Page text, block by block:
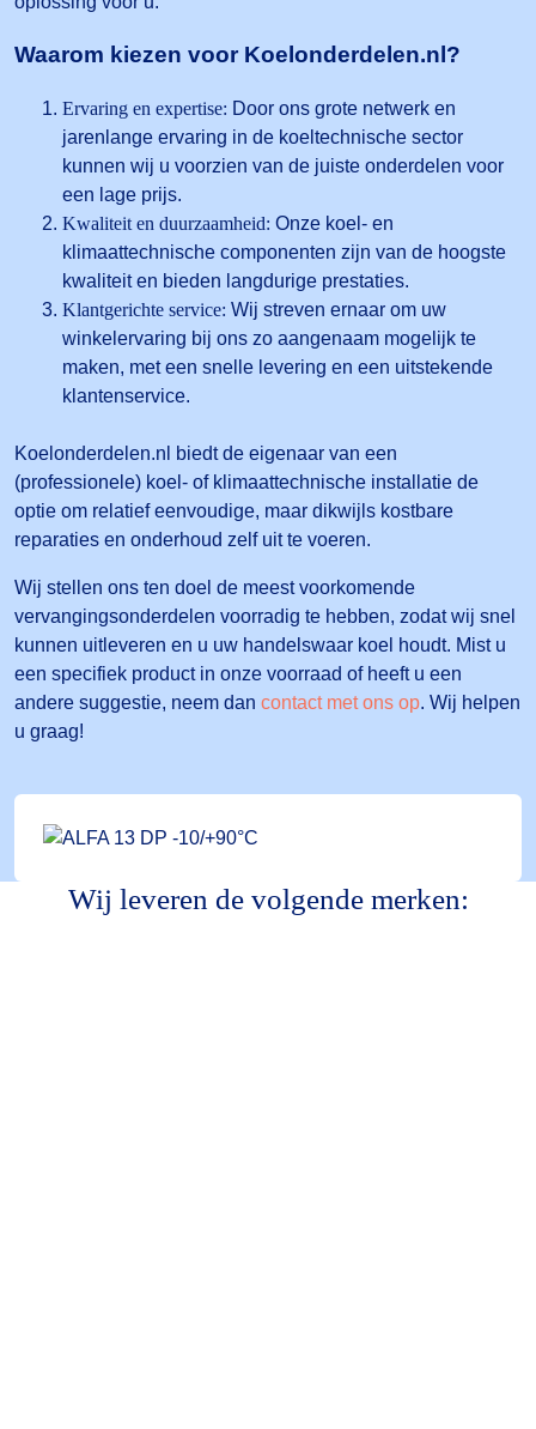
Waarom kiezen voor Koelonderdelen.nl?
Ervaring en expertise: Door ons grote netwerk en
jarenlange ervaring in de koeltechnische sector
kunnen wij u voorzien van de juiste onderdelen voor
een lage prijs.
Kwaliteit en duurzaamheid: Onze koel- en
klimaattechnische componenten zijn van de hoogste
kwaliteit en bieden langdurige prestaties.
Klantgerichte service: Wij streven ernaar om uw
winkelervaring bij ons zo aangenaam mogelijk te
maken, met een snelle levering en een uitstekende
klantenservice.
Koelonderdelen.nl biedt de eigenaar van een
(professionele) koel- of klimaattechnische installatie de
optie om relatief eenvoudige, maar dikwijls kostbare
reparaties en onderhoud zelf uit te voeren.
Wij stellen ons ten doel de meest voorkomende
vervangingsonderdelen voorradig te hebben, zodat wij snel
kunnen uitleveren en u uw handelswaar koel houdt. Mist u
een specifiek product in onze voorraad of heeft u een
andere suggestie, neem dan contact met ons op. Wij helpen
u graag!
Wij leveren de volgende merken: